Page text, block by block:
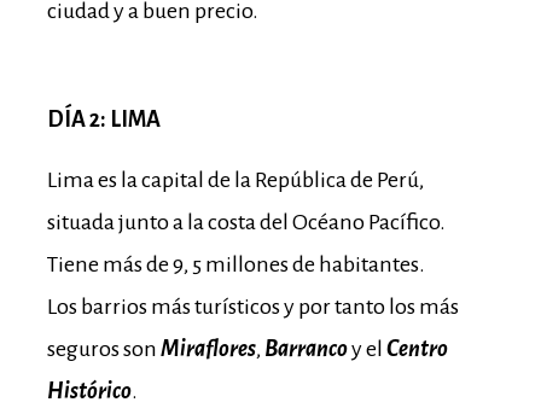
ciudad y a buen precio.
DÍA 2: LIMA
Lima es la capital de la República de Perú,
situada junto a la costa del Océano Pacífico.
Tiene más de 9, 5 millones de habitantes.
Los barrios más turísticos y por tanto los más
seguros son Miraflores, Barrancoy el Centro
Histórico.